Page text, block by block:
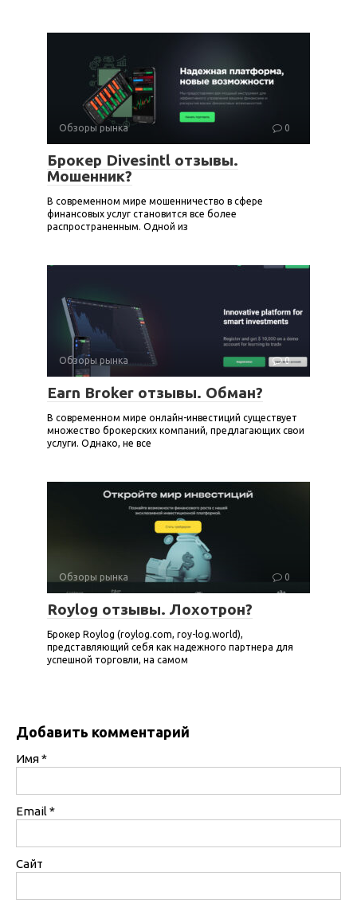
Обзоры рынка 0
Брокер Divesintl отзывы.
Мошенник?
В современном мире мошенничество в сфере
финансовых услуг становится все более
распространенным. Одной из
Обзоры рынка 0
Earn Broker отзывы. Обман?
В современном мире онлайн-инвестиций существует
множество брокерских компаний, предлагающих свои
услуги. Однако, не все
Обзоры рынка 0
Roylog отзывы. Лохотрон?
Брокер Roylog (roylog.com, roy-log.world),
представляющий себя как надежного партнера для
успешной торговли, на самом
Добавить комментарий
Имя*
Email *
Сайт